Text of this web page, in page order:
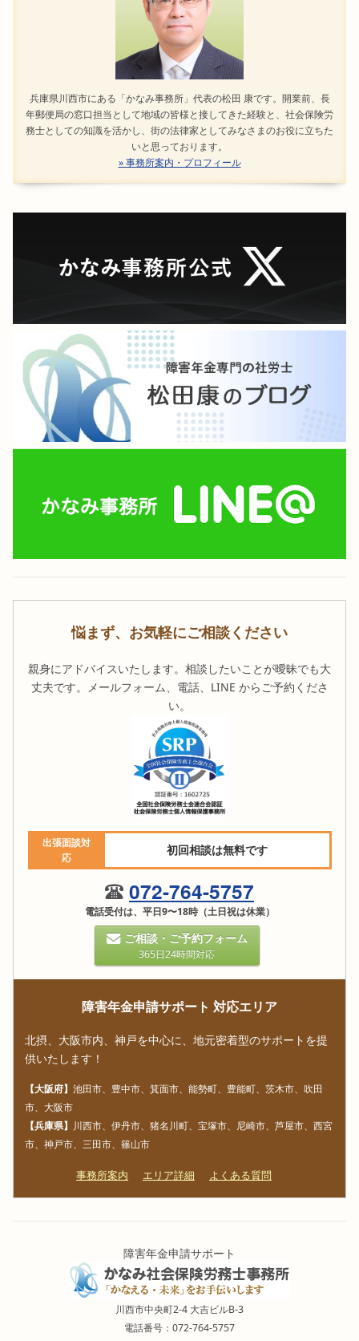
兵庫県川西市にある「かなみ事務所」代表の松田 康です。開業前、長
年郵便局の窓口担当として地域の皆様と接してきた経験と、社会保険労
務士としての知識を活かし、街の法律家としてみなさまのお役に立ちた
いと思っております。
» 事務所案内・プロフィール
悩まず、お気軽にご相談ください
親身にアドバイスいたします。相談したいことが曖昧でも大
丈夫です。メールフォーム、電話、LINE からご予約くださ
い。
出張面談対
応
初回相談は無料です
072-764-5757
電話受付は、平日9〜18時（土日祝は休業）
ご相談・ご予約フォーム
365日24時間対応
障害年金申請サポート 対応エリア
北摂、大阪市内、神戸を中心に、地元密着型のサポートを提
供いたします！
【大阪府】 池田市、豊中市、箕面市、能勢町、豊能町、茨木市、吹田
市、大阪市
【兵庫県】 川西市、伊丹市、猪名川町、宝塚市、尼崎市、芦屋市、西宮
市、神戸市、三田市、篠山市
事務所案内 エリア詳細 よくある質問
障害年金申請サポート
川西市中央町2-4 大吉ビルB-3
電話番号：072-764-5757